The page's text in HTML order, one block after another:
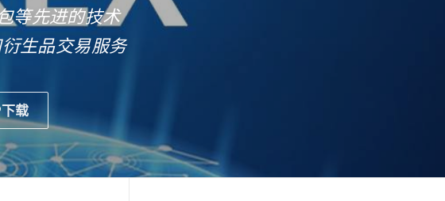
等先进的技术
生品交易服务
载